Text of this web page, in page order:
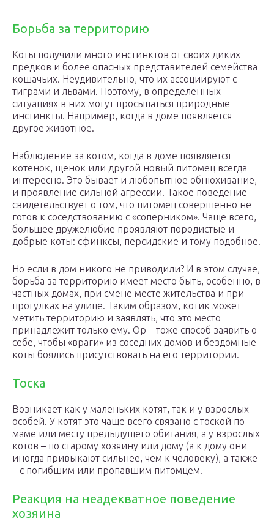
Борьба за территорию
Коты получили много инстинктов от своих диких
предков и более опасных представителей семейства
кошачьих. Неудивительно, что их ассоциируют с
тиграми и львами. Поэтому, в определенных
ситуациях в них могут просыпаться природные
инстинкты. Например, когда в доме появляется
другое животное.
Наблюдение за котом, когда в доме появляется
котенок, щенок или другой новый питомец всегда
интересно. Это бывает и любопытное обнюхивание,
и проявление сильной агрессии. Такое поведение
свидетельствует о том, что питомец совершенно не
готов к соседствованию с «соперником». Чаще всего,
большее дружелюбие проявляют породистые и
добрые коты: сфинксы, персидские и тому подобное.
Но если в дом никого не приводили? И в этом случае,
борьба за территорию имеет место быть, особенно, в
частных домах, при смене месте жительства и при
прогулках на улице. Таким образом, котик может
метить территорию и заявлять, что это место
принадлежит только ему. Ор – тоже способ заявить о
себе, чтобы «враги» из соседних домов и бездомные
коты боялись присутствовать на его территории.
Тоска
Возникает как у маленьких котят, так и у взрослых
особей. У котят это чаще всего связано с тоской по
маме или месту предыдущего обитания, а у взрослых
котов – по старому хозяину или дому (а к дому они
иногда привыкают сильнее, чем к человеку), а также
– с погибшим или пропавшим питомцем.
Реакция на неадекватное поведение
хозяина